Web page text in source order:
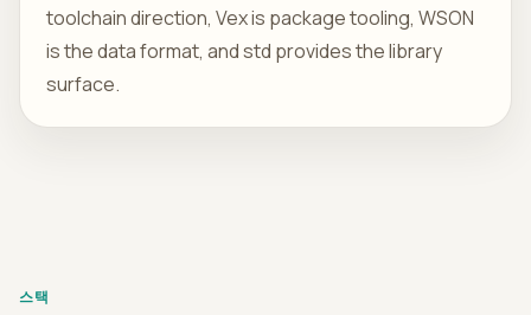
toolchain direction, Vex is package tooling, WSON
is the data format, and std provides the library
surface.
스택